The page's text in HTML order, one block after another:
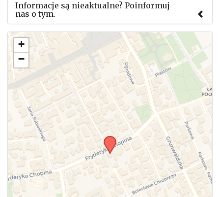
Informacje są nieaktualne? Poinformuj
nas o tym.
Użyj tego formularza aby przesłać informację o
zmianach w powyższym mityngu.
+
−